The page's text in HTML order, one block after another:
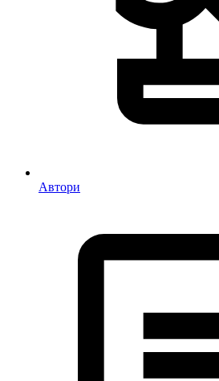
Автори